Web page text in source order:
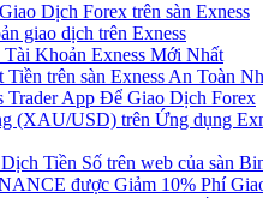
Dịch Forex trên sàn Exness
giao dịch trên Exness
Khoản Exness Mới Nhất
trên sàn Exness An Toàn
Trader App Để Giao Dịch Forex
(XAU/USD) trên Ứng dụng
Tiền Số trên web của sàn
được Giảm 10% Phí